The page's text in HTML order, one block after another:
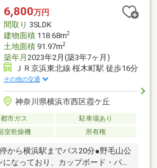
様は、ご指定の場所へのお迎えも
6,800万円
間取り 3SLDK
建物面積118.68m2
土地面積91.97m2
築年月 2023年2月(築3年7ヶ月)
ＪＲ京浜東北線 桜木町駅 徒歩16分
その他の交通
神奈川県横浜市西区霞ケ丘
都市ガス
駐車場あり
室乾燥機 所有権
から横浜駅までバス20分●野毛山公
なっており、カップボード・パン